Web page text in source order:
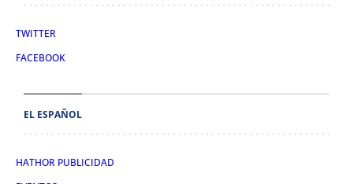
TWITTER
FACEBOOK
EL ESPAÑOL
HATHOR PUBLICIDAD